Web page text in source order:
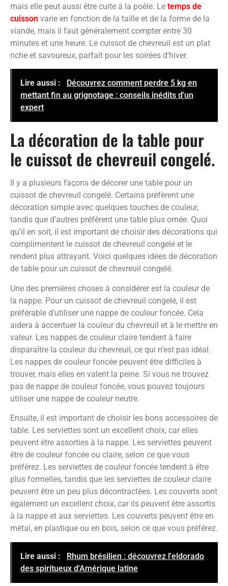
mais elle peut aussi être cuite à la poêle. Le temps de
cuisson varie en fonction de la taille et de la forme de la
viande, mais il faut généralement compter entre 30
minutes et une heure. Le cuissot de chevreuil est un plat
riche et savoureux, parfait pour les soirées d’hiver.
Lire aussi :
Découvrez comment perdre 5 kg en
mettant fin au grignotage : conseils inédits d'un
expert
La décoration de la table pour
le cuissot de chevreuil congelé.
Il y a plusieurs façons de décorer une table pour un
cuissot de chevreuil congelé. Certains préfèrent une
décoration simple avec quelques touches de couleur,
tandis que d’autres préfèrent une table plus ornée. Quoi
qu’il en soit, il est important de choisir des décorations qui
complimentent le cuissot de chevreuil congelé et le
rendent plus attrayant. Voici quelques idées de décoration
de table pour un cuissot de chevreuil congelé.
Une des premières choses à considérer est la couleur de
la nappe. Pour un cuissot de chevreuil congelé, il est
préférable d’utiliser une nappe de couleur foncée. Cela
aidera à accentuer la couleur du chevreuil et à le mettre en
valeur. Les nappes de couleur claire tendent à faire
disparaître la couleur du chevreuil, ce qui n’est pas idéal.
Les nappes de couleur foncée peuvent être difficiles à
trouver, mais elles en valent la peine. Si vous ne trouvez
pas de nappe de couleur foncée, vous pouvez toujours
utiliser une nappe de couleur neutre.
Ensuite, il est important de choisir les bons accessoires de
table. Les serviettes sont un excellent choix, car elles
peuvent être assorties à la nappe. Les serviettes peuvent
être de couleur foncée ou claire, selon ce que vous
préférez. Les serviettes de couleur foncée tendent à être
plus formelles, tandis que les serviettes de couleur claire
peuvent être un peu plus décontractées. Les couverts sont
également un excellent choix, car ils peuvent être assortis
à la nappe et aux serviettes. Les couverts peuvent être en
métal, en plastique ou en bois, selon ce que vous préférez.
Lire aussi :
Rhum brésilien : découvrez l'eldorado
des spiritueux d'Amérique latine